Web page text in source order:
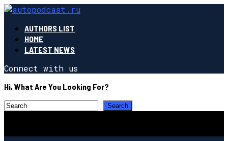
AUTHORS LIST
HOME
LATEST NEWS
Connect with us
Hi, What Are You Looking For?